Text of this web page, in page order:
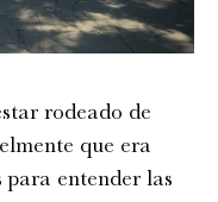
rodeado de
que era
entender las